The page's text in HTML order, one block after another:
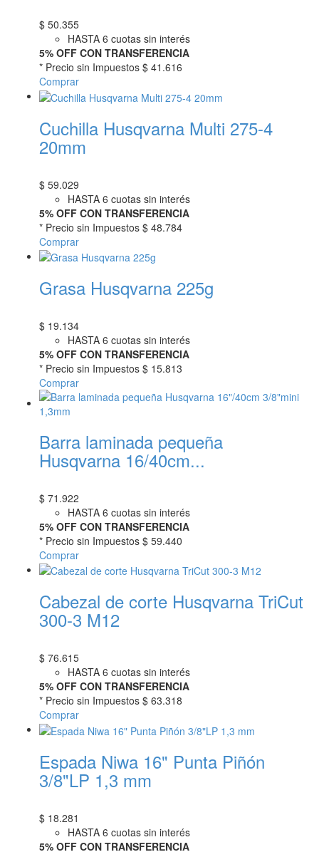
$ 50.355
HASTA 6 cuotas sin interés
5% OFF CON TRANSFERENCIA
* Precio sin Impuestos $ 41.616
Comprar
Cuchilla Husqvarna Multi 275-4
20mm
$ 59.029
HASTA 6 cuotas sin interés
5% OFF CON TRANSFERENCIA
* Precio sin Impuestos $ 48.784
Comprar
Grasa Husqvarna 225g
$ 19.134
HASTA 6 cuotas sin interés
5% OFF CON TRANSFERENCIA
* Precio sin Impuestos $ 15.813
Comprar
Barra laminada pequeña
Husqvarna 16/40cm...
$ 71.922
HASTA 6 cuotas sin interés
5% OFF CON TRANSFERENCIA
* Precio sin Impuestos $ 59.440
Comprar
Cabezal de corte Husqvarna TriCut
300-3 M12
$ 76.615
HASTA 6 cuotas sin interés
5% OFF CON TRANSFERENCIA
* Precio sin Impuestos $ 63.318
Comprar
Espada Niwa 16" Punta Piñón
3/8"LP 1,3 mm
$ 18.281
HASTA 6 cuotas sin interés
5% OFF CON TRANSFERENCIA